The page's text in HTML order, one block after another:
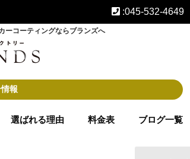
:045-532-4649
ーコーティングならブランズへ
報
選ばれる理由 料金表 ブログ一覧